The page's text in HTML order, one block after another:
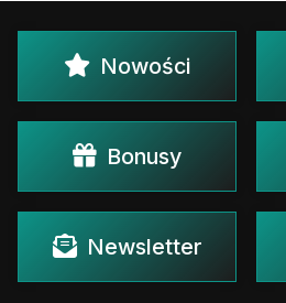
Nowości
Bonusy
Newsletter